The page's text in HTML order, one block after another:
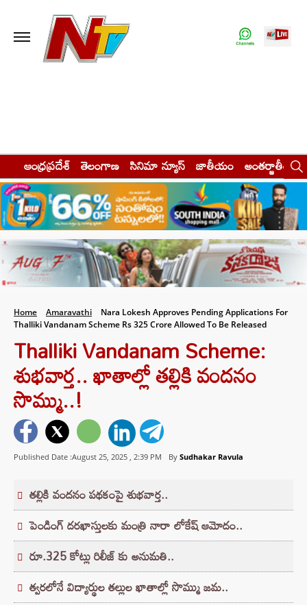
ఆంధ్రప్రదేశ్ తెలంగాణ సినిమా న్యూస్ జాతీయం అంతర్జాతీయం
Home Amaravathi
Nara Lokesh Approves Pending Applications For
Thalliki Vandanam Scheme Rs 325 Crore Allowed To Be Released
Thalliki Vandanam Scheme:
శుభవార్త.. ఖాతాల్లో తల్లికి వందనం
సొమ్ము..!
Published Date :August 25, 2025 , 2:39 PM By Sudhakar Ravula
తల్లికి వందనం పథకంపై శుభవార్త..
పెండింగ్ దరఖాస్తులకు మంత్రి నారా లోకేష్ ఆమోదం..
రూ.325 కోట్లు రిలీజ్ కు అనుమతి..
త్వరలోనే విద్యార్థుల తల్లుల ఖాతాల్లో సొమ్ము జమ..